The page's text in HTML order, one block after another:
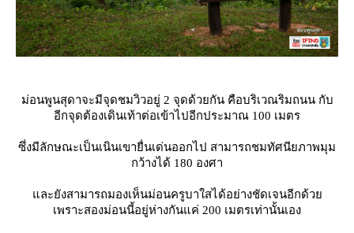
ม่อนพูนสุดาจะมีจุดชมวิวอยู่ 2 จุดด้วยกัน คือบริเวณริมถนน กับ
อีกจุดต้องเดินเท้าต่อเข้าไปอีกประมาณ 100 เมตร
ซึ่งมีลักษณะเป็นเนินเขายื่นเด่นออกไป สามารถชมทัศนียภาพมุม
กว้างได้ 180 องศา
ละยังสามารถมองเห็นม่อนครูบาใสได้อย่างชัดเจนอีกด้ว
เพราะสองม่อนนี้อยู่ห่างกันแค่ 200 เมตรเท่านั้นเอง